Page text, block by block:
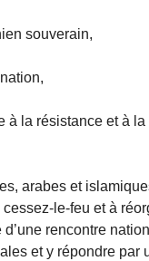
souverain,
à la résistance et à
arabes et
le-feu et à
rencontre
et y répondre